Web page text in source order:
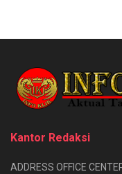
Kantor Redaksi
ADDRESS OFFICE